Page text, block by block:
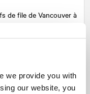
we provide you with
our website, you
de file de Vancouver à
au Canada. Nos
ou leurs enjeux
clients un éclairage sur